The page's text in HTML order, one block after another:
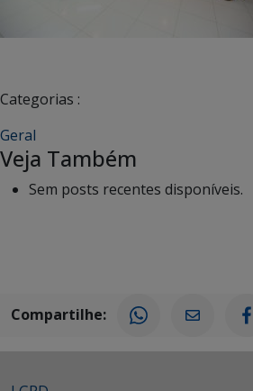
Categorias :
Geral
Veja Também
Sem posts recentes disponíveis.
Compartilhe: